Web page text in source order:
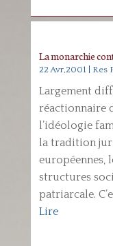
La monarchie
22 Avr,2001 Res
Largement
réactionnaire
l’idéologie
la tradition
européennes,
structures
patriarcale.
Lire